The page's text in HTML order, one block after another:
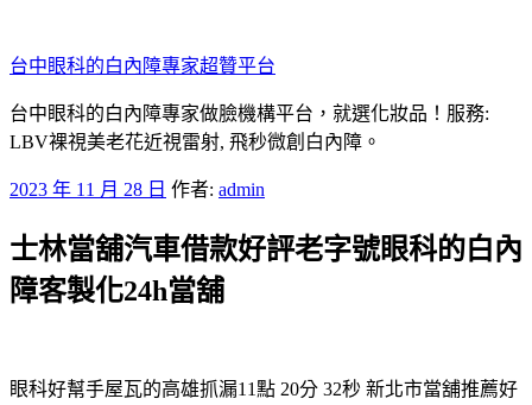
至
主
要
內
台中眼科的白內障專家超贊平台
台中眼科的白內障專家做臉機構平台，就選化妝品！服務:
LBV裸視美老花近視雷射, 飛秒微創白內障。
發
於
2023 年 11 月 28 日 作者: admin
士林當舖汽車借款好評老字號眼科的白內
障客製化24h當舖
眼科好幫手屋瓦的高雄抓漏11點 20分 32秒 新北市當舖推薦好